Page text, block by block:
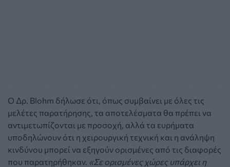
Ο Δρ. Blohm δήλωσε ότι, όπως συμβαίνει με όλες τις
μελέτες παρατήρησης, τα αποτελέσματα θα πρέπει να
αντιμετωπίζονται με προσοχή, αλλά τα ευρήματα
υποδηλώνουν ότι η χειρουργική τεχνική και η ανάληψη
κινδύνου μπορεί να εξηγούν ορισμένες από τις διαφορές
που παρατηρήθηκαν. «Σε ορισμένες χώρες υπάρχει η